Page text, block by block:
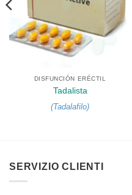
DISFUNCIÓN ERÉCTIL
Tadalista
(Tadalafilo)
SERVIZIO CLIENTI